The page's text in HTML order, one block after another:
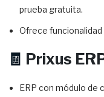
prueba gratuita.
Ofrece
🧾 Prixus
ERP con módulo de